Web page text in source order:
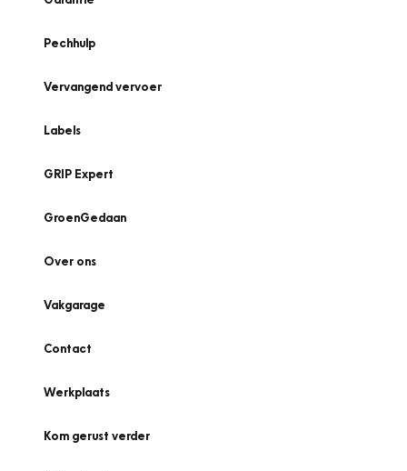
Pechhulp
Vervangend vervoer
Labels
GRIP Expert
GroenGedaan
Over ons
Vakgarage
Contact
Werkplaats
Kom gerust verder